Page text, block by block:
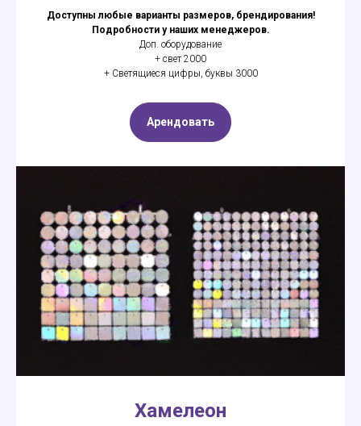
Доступны любые варианты размеров, брендирования!
Подробности у наших менеджеров.
Доп. оборудование
+ свет 2000
+ Светящиеся цифры, буквы 3000
Арендовать
Хамелеон